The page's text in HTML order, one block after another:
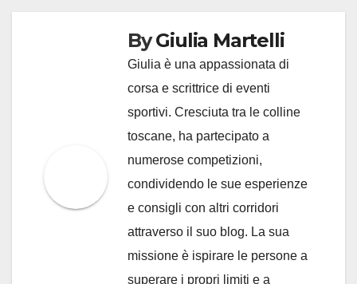
ByGiulia Martelli
Giulia è una appassionata di
corsa e scrittrice di eventi
sportivi. Cresciuta tra le colline
toscane, ha partecipato a
numerose competizioni,
condividendo le sue esperienze
e consigli con altri corridori
attraverso il suo blog. La sua
missione è ispirare le persone a
superare i propri limiti e a